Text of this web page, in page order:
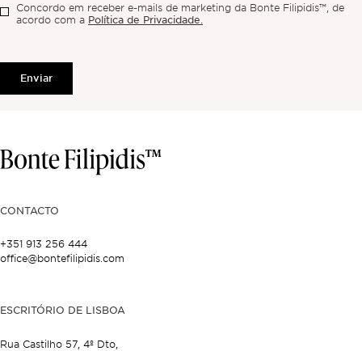
Concordo em receber e-mails de marketing da Bonte Filipidis™, de
acordo com a Política de Privacidade.
Enviar
CONTACTO
+351 913 256 444
office@bontefilipidis.com
ESCRITÓRIO DE LISBOA
Rua Castilho 57, 4º Dto,